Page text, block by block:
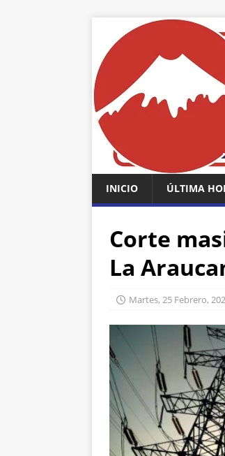
INICIO ÚLTIMA
Corte
La
Martes, 25 Febrero,